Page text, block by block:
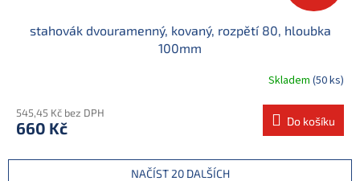
stahovák dvouramenný, kovaný, rozpětí 80, hloubka
100mm
Skladem (50 ks)
545,45 Kč bez DPH
660 Kč Do košíku
NAČÍST 20 DALŠÍCH